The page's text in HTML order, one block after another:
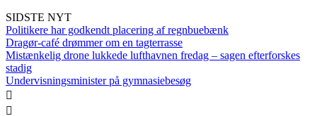
SIDSTE NYT
Politikere har godkendt placering af regnbuebænk
Dragør-café drømmer om en tagterrasse
Mistænkelig drone lukkede lufthavnen fredag – sagen efterforskes
stadig
Undervisningsminister på gymnasiebesøg